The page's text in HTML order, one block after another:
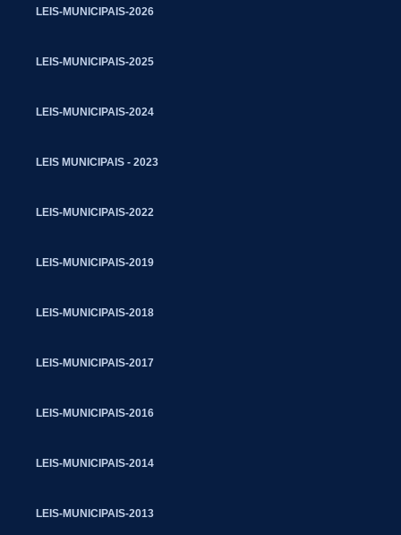
LEIS-MUNICIPAIS-2026
LEIS-MUNICIPAIS-2025
LEIS-MUNICIPAIS-2024
LEIS MUNICIPAIS - 2023
LEIS-MUNICIPAIS-2022
LEIS-MUNICIPAIS-2019
LEIS-MUNICIPAIS-2018
LEIS-MUNICIPAIS-2017
LEIS-MUNICIPAIS-2016
LEIS-MUNICIPAIS-2014
LEIS-MUNICIPAIS-2013